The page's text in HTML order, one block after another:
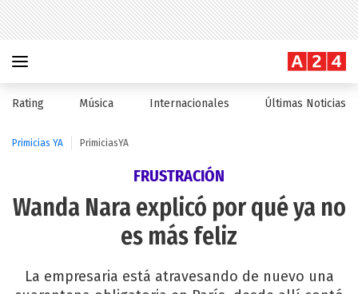
Rating Música Internacionales Últimas Noticias
Primicias YA PrimiciasYA
FRUSTRACIÓN
Wanda Nara explicó por qué ya no
es más feliz
La empresaria está atravesando de nuevo una